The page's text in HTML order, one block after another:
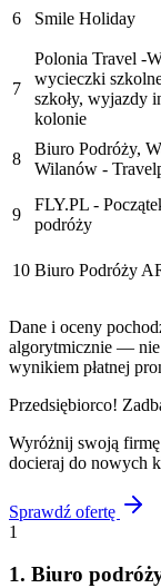
6
Smile Holiday
7
Polonia Travel -
wycieczki
szkoły, wyjazdy
kolonie
8
Biuro Podróży,
Wilanów -
9
FLY.PL -
podróży
10 Biuro Podróży
Dane i oceny
algorytmicznie — nie
wynikiem płatnej
Przedsiębiorco!
Wyróżnij swoją
docieraj do nowych
Sprawdź ofertę
1
1. Biuro